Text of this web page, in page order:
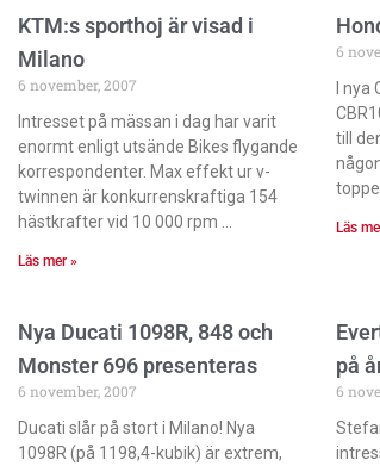
KTM:s sporthoj är visad i
Milano
6 november, 2007
Intresset på mässan i dag har varit
enormt enligt utsände Bikes flygande
korrespondenter. Max effekt ur v-
twinnen är konkurrenskraftiga 154
hästkrafter vid 10 000 rpm
Läs mer »
6
I nya
till
Läs
Nya Ducati 1098R, 848 och
Monster 696 presenteras
6 november, 2007
Ducati slår på stort i Milano! Nya
1098R (på 1198,4-kubik) är extrem,
på
6